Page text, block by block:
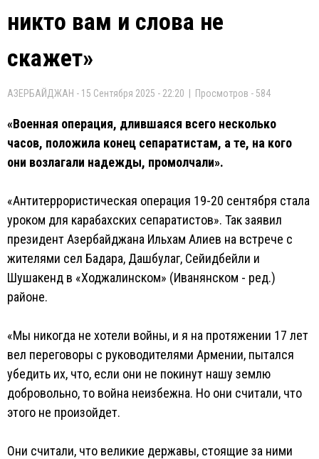
никто вам и слова не
скажет»
АЗЕРБАЙДЖАН - 15 Сентября 2025 - 22:20 | Просмотров - 584
«Военная операция, длившаяся всего несколько
часов, положила конец сепаратистам, а те, на кого
они возлагали надежды, промолчали».
«Антитеррористическая операция 19-20 сентября стала
уроком для карабахских сепаратистов». Так заявил
президент Азербайджана Ильхам Алиев на встрече с
жителями сел Бадара, Дашбулаг, Сейидбейли и
Шушакенд в «Ходжалинском» (Иванянском - ред.)
районе.
«Мы никогда не хотели войны, и я на протяжении 17 лет
вел переговоры с руководителями Армении, пытался
убедить их, что, если они не покинут нашу землю
добровольно, то война неизбежна. Но они считали, что
этого не произойдет.
Они считали, что великие державы, стоящие за ними